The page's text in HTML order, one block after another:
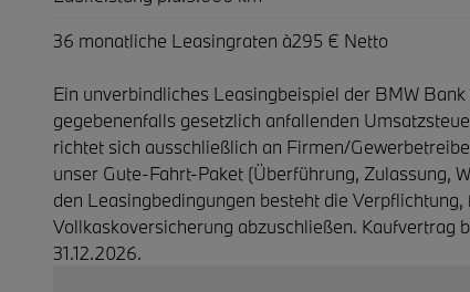
36 monatliche Leasingraten à295 € Netto
Ein unverbindliches Leasingbeispiel der BMW
gegebenenfalls gesetzlich anfallenden
richtet sich ausschließlich an Firmen/
unser Gute-Fahrt-Paket (Überführung, Zulassung,
den Leasingbedingungen besteht die Verpflichtung,
Vollkaskoversicherung abzuschließen. Kaufvertrag
31.12.2026.